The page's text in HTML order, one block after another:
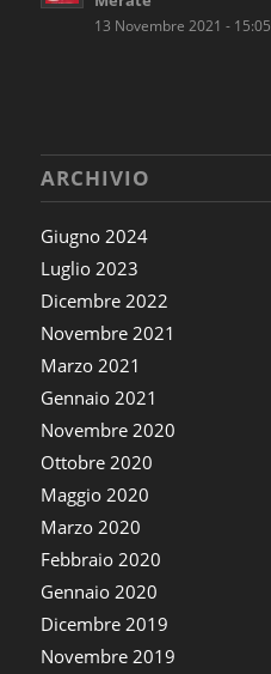
13 Novembre 2021 - 15:05
ARCHIVIO
Giugno 2024
Luglio 2023
Dicembre 2022
Novembre 2021
Marzo 2021
Gennaio 2021
Novembre 2020
Ottobre 2020
Maggio 2020
Marzo 2020
Febbraio 2020
Gennaio 2020
Dicembre 2019
Novembre 2019